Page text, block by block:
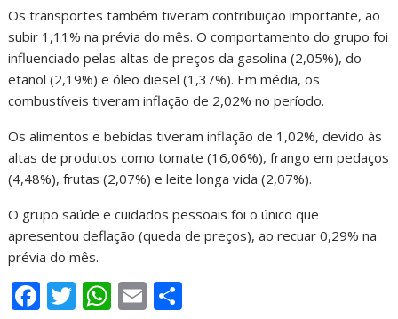
Os transportes também tiveram contribuição importante, ao
subir 1,11% na prévia do mês. O comportamento do grupo foi
influenciado pelas altas de preços da gasolina (2,05%), do
etanol (2,19%) e óleo diesel (1,37%). Em média, os
combustíveis tiveram inflação de 2,02% no período.
Os alimentos e bebidas tiveram inflação de 1,02%, devido às
altas de produtos como tomate (16,06%), frango em pedaços
(4,48%), frutas (2,07%) e leite longa vida (2,07%).
O grupo saúde e cuidados pessoais foi o único que
apresentou deflação (queda de preços), ao recuar 0,29% na
prévia do mês.
F T W E